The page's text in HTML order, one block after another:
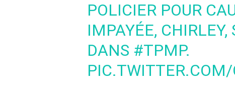
POLICIER POUR
IMPAYÉE,
DANS #TPMP.